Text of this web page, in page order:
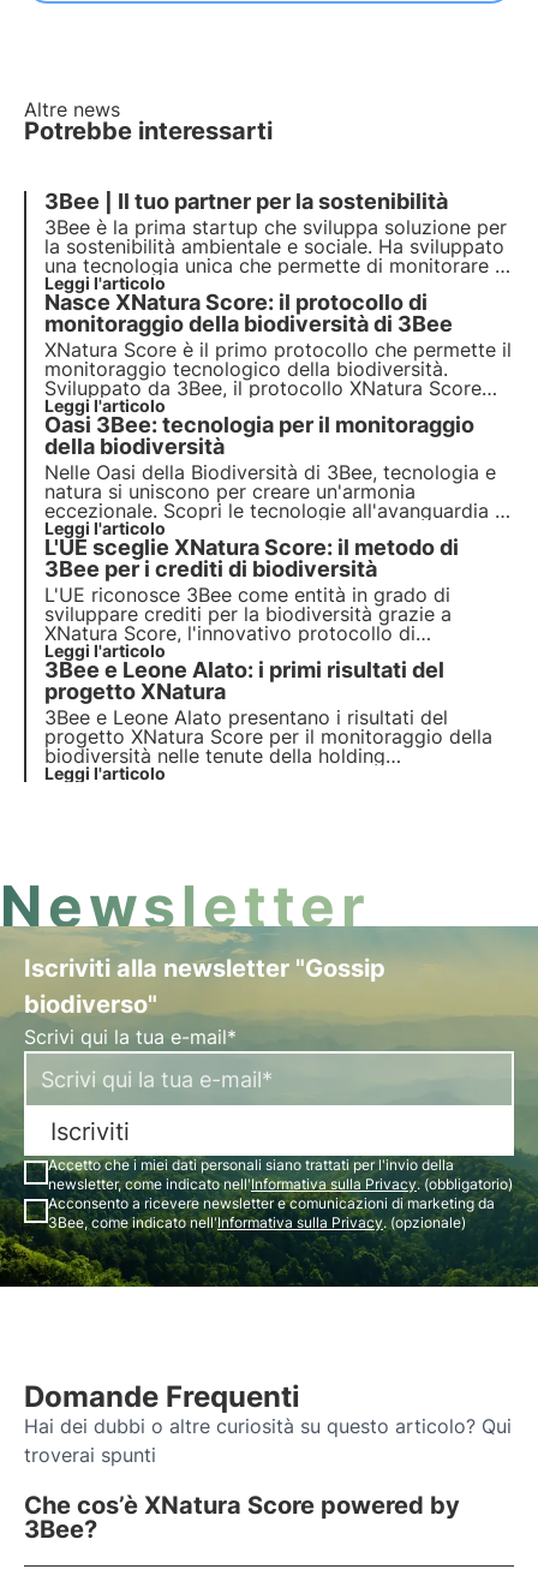
Altre news
Potrebbe interessarti
3Bee | Il tuo partner per la sostenibilità
3Bee è la prima startup che sviluppa soluzione per
la sostenibilità ambientale e sociale. Ha sviluppato
una tecnologia unica che permette di monitorare le
api e la biodiversità. Con oltre 300 aziende partner
e più di 150 mila clienti vuole imporsi come leader
per la protezione ambientale.
Leggi l'articolo
Nasce XNatura Score: il protocollo di
monitoraggio della biodiversità di 3Bee
XNatura Score è il primo protocollo che permette il
monitoraggio tecnologico della biodiversità.
Sviluppato da 3Bee, il protocollo XNatura Score
premia l’impegno delle aziende nella conservazione
della biodiversità: la sua applicazione è verificata
da Bureau Veritas Italia. Scopri di più in questo
articolo.
Leggi l'articolo
Oasi 3Bee: tecnologia per il monitoraggio
della biodiversità
Nelle Oasi della Biodiversità di 3Bee, tecnologia e
natura si uniscono per creare un'armonia
eccezionale. Scopri le tecnologie all'avanguardia di
3Bee e il loro ruolo fondamentale nella
rigenerazione degli ecosistemi e della biodiversità
all'interno delle Oasi.
Leggi l'articolo
L'UE sceglie XNatura Score: il metodo di
3Bee per i crediti di biodiversità
L'UE riconosce 3Bee come entità in grado di
sviluppare crediti per la biodiversità grazie a
XNatura Score, l'innovativo protocollo di
monitoraggio della biodiversità basato sulla
bioacustica e sul telerilevamento. Una metodologia
innovativa che consente alle aziende di migliorare
e compensare il proprio impatto sulla biodiversità.
Leggi l'articolo
3Bee e Leone Alato: i primi risultati del
progetto XNatura
3Bee e Leone Alato presentano i risultati del
progetto XNatura Score per il monitoraggio della
biodiversità nelle tenute della holding
agroalimentare di Generali. Scopri in questo
Leggi l'articolo
Newsletter
Iscriviti alla newsletter "Gossip
biodiverso"
Scrivi qui la tua e-mail*
Iscriviti
Accetto che i miei dati personali siano trattati per l'invio della
newsletter, come indicato nell'Informativa sulla Privacy. (obbligatorio)
Acconsento a ricevere newsletter e comunicazioni di marketing da
3Bee, come indicato nell'Informativa sulla Privacy. (opzionale)
Domande Frequenti
Hai dei dubbi o altre curiosità su questo articolo? Qui
troverai spunti
Che cos’è XNatura Score powered by
3Bee?